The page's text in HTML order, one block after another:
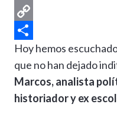
A
p
p
g
r
a
m
e
b
o
o
k
n
k
e
d
I
n
e
s
s
e
n
g
E
m
a
i
l
C
o
p
y
L
C
o
m
p
Hoy hemos
que no han dejado
Marcos, analista
historiador y ex